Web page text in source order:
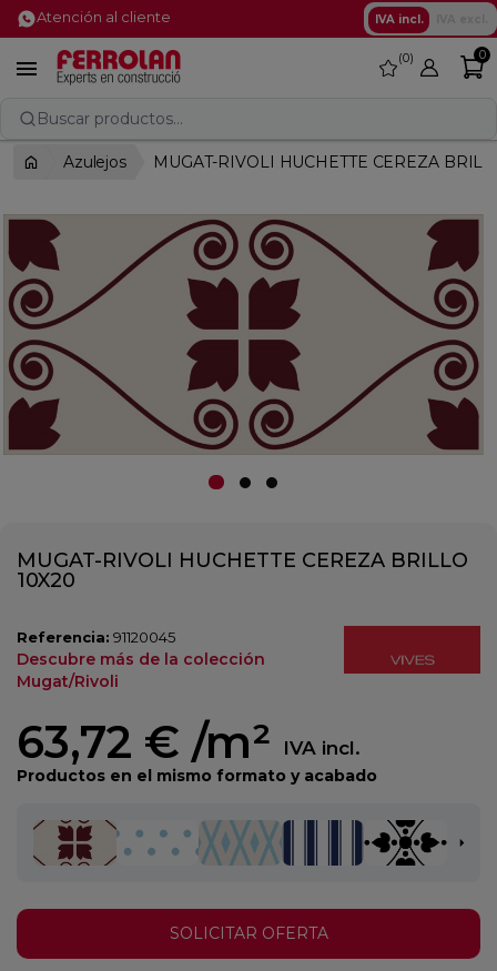
Atención al cliente IVA incl.
 favorite
0 0
Buscar productos...
Azulejos MUGAT-RIVOLI HUCHETTE CEREZA
MUGAT-RIVOLI HUCHETTE CEREZA BRILLO
10X20
Referencia: 91120045
Descubre más de la colección
Mugat/Rivoli
63,72 € /m² IVA incl.
Productos en el mismo formato y acabado
SOLICITAR OFERTA